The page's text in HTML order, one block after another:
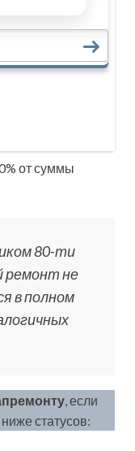
от суммы
80-ти
ремонт не
в полном
, если
статусов: